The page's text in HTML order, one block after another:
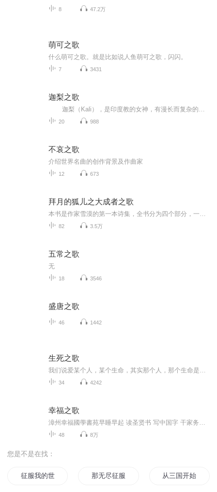
8 47.2万
萌可之歌
什么萌可之歌。就是比如说人鱼萌可之歌，闪闪。
7 3431
迦梨之歌
20 988
不哀之歌
介绍世界名曲的创作背景及作曲家
12 673
拜月的狐儿之大成者之歌
82 3.5万
五常之歌
无
18 3546
盛唐之歌
46 1442
生死之歌
34 4242
幸福之歌
48 8万
您是不是在找：
征服我的世界 那无尽征服 从三国开始征服